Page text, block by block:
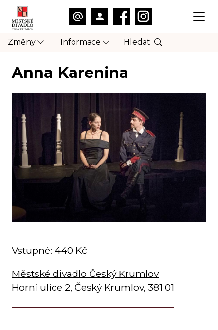
Změny Informace Hledat
Anna Karenina
Vstupné: 440 Kč
Městské divadlo Český Krumlov
Horní ulice 2, Český Krumlov, 381 01